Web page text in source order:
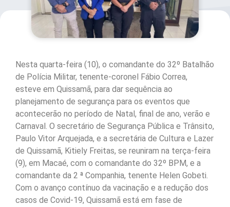
Nesta quarta-feira (10), o comandante do 32º Batalhão
de Polícia Militar, tenente-coronel Fábio Correa,
esteve em Quissamã, para dar sequência ao
planejamento de segurança para os eventos que
acontecerão no período de Natal, final de ano, verão e
Carnaval. O secretário de Segurança Pública e Trânsito,
Paulo Vitor Arquejada, e a secretária de Cultura e Lazer
de Quissamã, Kitiely Freitas, se reuniram na terça-feira
(9), em Macaé, com o comandante do 32º BPM, e a
comandante da 2 ª Companhia, tenente Helen Gobeti.
Com o avanço contínuo da vacinação e a redução dos
casos de Covid-19, Quissamã está em fase de